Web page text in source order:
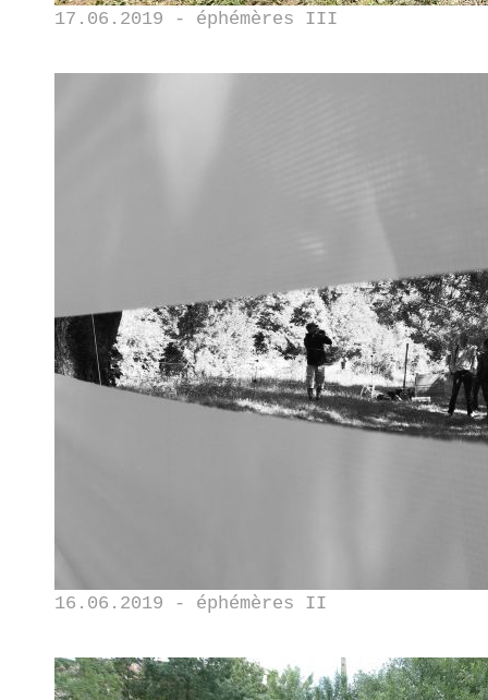
17.06.2019 - éphémères III
16.06.2019 - éphémères II